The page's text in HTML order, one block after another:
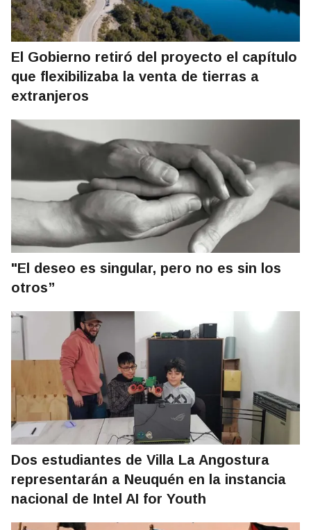
El Gobierno retiró del proyecto el capítulo
que flexibilizaba la venta de tierras a
extranjeros
"El deseo es singular, pero no es sin los
otros”
Dos estudiantes de Villa La Angostura
representarán a Neuquén en la instancia
nacional de Intel AI for Youth